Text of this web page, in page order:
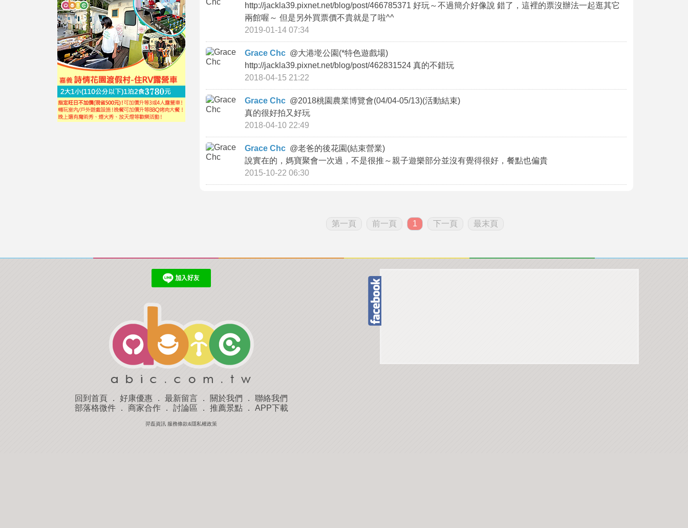
http://jackla39.pixnet.net/blog/post/466785371 好玩～不過簡介好像說 錯了，這裡的票沒辦法一起逛其它
兩館喔～ 但是另外買票價不貴就是了啦^^
2019-01-14 07:34
Grace Chc @大港墘公園(*特色遊戲場)
http://jackla39.pixnet.net/blog/post/462831524 真的不錯玩
2018-04-15 21:22
Grace Chc @2018桃園農業博覽會(04/04-05/13)(活動結束)
真的很好拍又好玩
2018-04-10 22:49
Grace Chc @老爸的後花園(結束營業)
說實在的，媽寶聚會一次過，不是很推～親子遊樂部分並沒有覺得很好，餐點也偏貴
2015-10-22 06:30
第一頁 前一頁 1 下一頁 最末頁
回到首頁 ． 好康優惠 ． 最新留言 ． 關於我們 ． 聯絡我們
部落格微件． 商家合作． 討論區 ． 推薦景點． APP下載
羿磊資訊 服務條款&隱私權政策